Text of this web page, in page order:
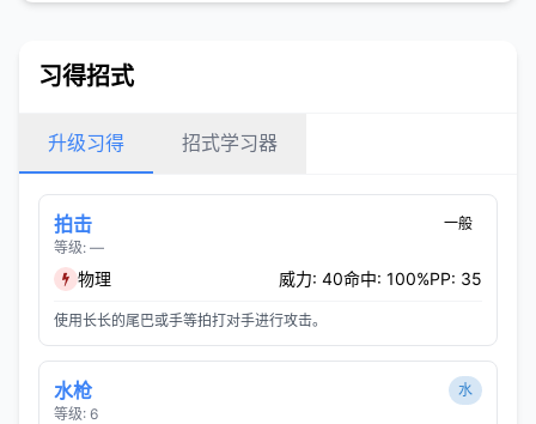
习得招式
升级习得 招式学习器
拍击
等级: —
一般
物理 威力: 40命中: 100%PP: 35
使用长长的尾巴或手等拍打对手进行攻击。
水枪
等级: 6
水